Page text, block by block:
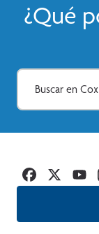
¿Qué
Facebook
Twitter